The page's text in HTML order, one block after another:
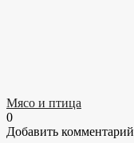
Мясо и птица
0
Добавить комментарий